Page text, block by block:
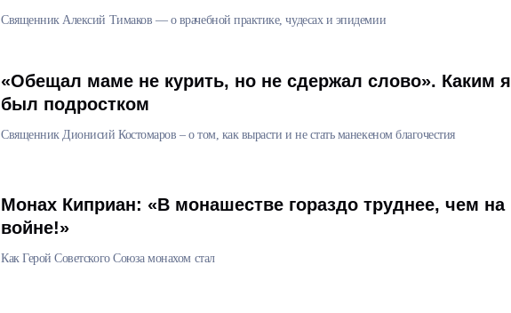
Священник Алексий Тимаков — о врачебной практике, чудесах и эпидемии
«Обещал маме не курить, но не сдержал слово». Каким я
был подростком
Священник Дионисий Костомаров – о том, как вырасти и не стать манекеном благочестия
Монах Киприан: «В монашестве гораздо труднее, чем на
войне!»
Как Герой Советского Союза монахом стал